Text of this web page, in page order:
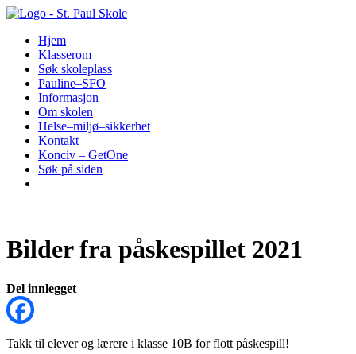
Hopp
innholdHjem
Klasserom
Søk skoleplass
Pauline–SFO
Informasjon
Om skolen
Helse–miljø–sikkerhet
Kontakt
Konciv – GetOne
Søk på siden
Bilder fra påskespillet 2021
Del innlegget
Takk til elever og lærere i klasse 10B for flott påskespill!